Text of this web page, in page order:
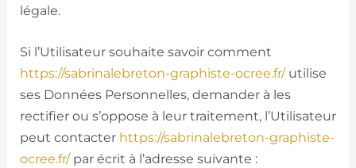
légale.
Si l’Utilisateur souhaite savoir comment
https://sabrinalebreton-graphiste-ocree.fr/utilise
ses Données Personnelles, demander à les
rectifier ou s’oppose à leur traitement, l’Utilisateur
peut contacter https://sabrinalebreton-graphiste-
ocree.fr/par écrit à l’adresse suivante :